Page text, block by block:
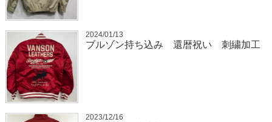
2024/01/13
ブルゾン持ち込み 還暦祝い 刺繍加工
2023/12/16